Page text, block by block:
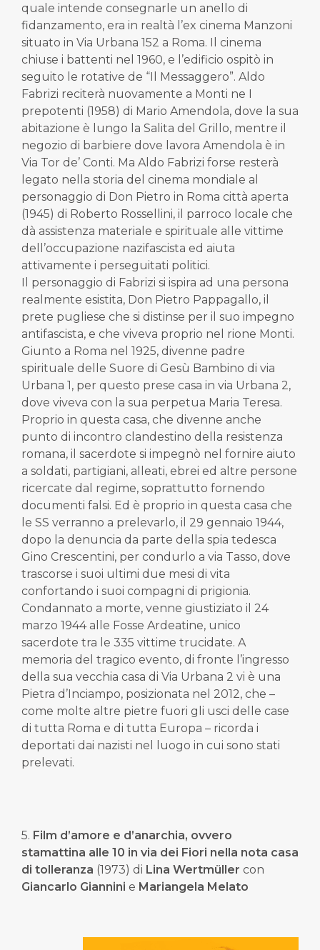
quale intende consegnarle un anello di
fidanzamento, era in realtà l’ex cinema Manzoni
situato in Via Urbana 152 a Roma. Il cinema
chiuse i battenti nel 1960, e l’edificio ospitò in
seguito le rotative de “Il Messaggero”. Aldo
Fabrizi reciterà nuovamente a Monti ne I
prepotenti (1958) di Mario Amendola, dove la sua
abitazione è lungo la Salita del Grillo, mentre il
negozio di barbiere dove lavora Amendola è in
Via Tor de’ Conti. Ma Aldo Fabrizi forse resterà
legato nella storia del cinema mondiale al
personaggio di Don Pietro in Roma città aperta
(1945) di Roberto Rossellini, il parroco locale che
dà assistenza materiale e spirituale alle vittime
dell’occupazione nazifascista ed aiuta
attivamente i perseguitati politici.
Il personaggio di Fabrizi si ispira ad una persona
realmente esistita, Don Pietro Pappagallo, il
prete pugliese che si distinse per il suo impegno
antifascista, e che viveva proprio nel rione Monti.
Giunto a Roma nel 1925, divenne padre
spirituale delle Suore di Gesù Bambino di via
Urbana 1, per questo prese casa in via Urbana 2,
dove viveva con la sua perpetua Maria Teresa.
Proprio in questa casa, che divenne anche
punto di incontro clandestino della resistenza
romana, il sacerdote si impegnò nel fornire aiuto
a soldati, partigiani, alleati, ebrei ed altre persone
ricercate dal regime, soprattutto fornendo
documenti falsi. Ed è proprio in questa casa che
le SS verranno a prelevarlo, il 29 gennaio 1944,
dopo la denuncia da parte della spia tedesca
Gino Crescentini, per condurlo a via Tasso, dove
trascorse i suoi ultimi due mesi di vita
confortando i suoi compagni di prigionia.
Condannato a morte, venne giustiziato il 24
marzo 1944 alle Fosse Ardeatine, unico
sacerdote tra le 335 vittime trucidate. A
memoria del tragico evento, di fronte l’ingresso
della sua vecchia casa di Via Urbana 2 vi è una
Pietra d’Inciampo, posizionata nel 2012, che –
come molte altre pietre fuori gli usci delle case
di tutta Roma e di tutta Europa – ricorda i
deportati dai nazisti nel luogo in cui sono stati
prelevati.
5. Film d’amore e d’anarchia, ovvero
stamattina alle 10 in via dei Fiori nella nota casa
di tolleranza (1973) di Lina Wertmüller con
Giancarlo Giannini e Mariangela Melato